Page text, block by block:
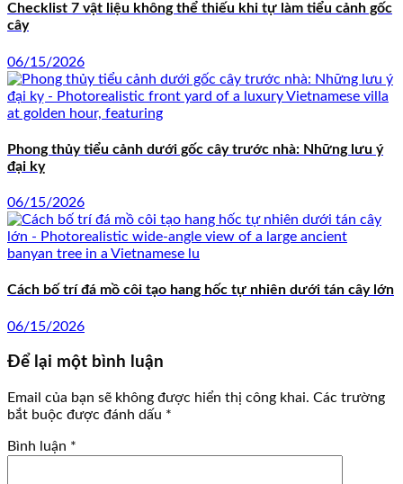
Checklist 7 vật liệu không thể thiếu khi tự làm tiểu cảnh gốc
cây
06/15/2026
Phong thủy tiểu cảnh dưới gốc cây trước nhà: Những lưu ý
đại kỵ
06/15/2026
Cách bố trí đá mồ côi tạo hang hốc tự nhiên dưới tán cây lớn
06/15/2026
Để lại một bình luận
Email của bạn sẽ không được hiển thị công khai. Các trường
bắt buộc được đánh dấu *
Bình luận *